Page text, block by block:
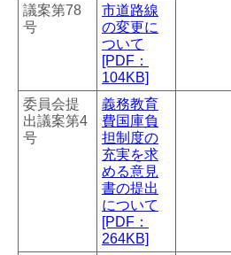
議案第78
号
市道路線
の変更に
ついて
[PDF：
104KB]
委員会提
出議案第4
号
義務教育
費国庫負
担制度の
充実を求
める意見
書の提出
について
[PDF：
264KB]